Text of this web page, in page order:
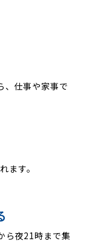
、仕事や家事で
ます。
ら夜21時まで集